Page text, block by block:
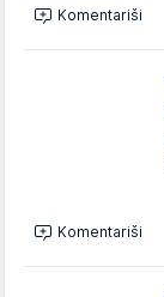
Komentariši
Komentariši